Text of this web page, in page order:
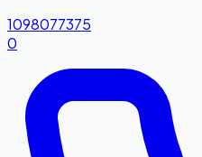
1098077375
0